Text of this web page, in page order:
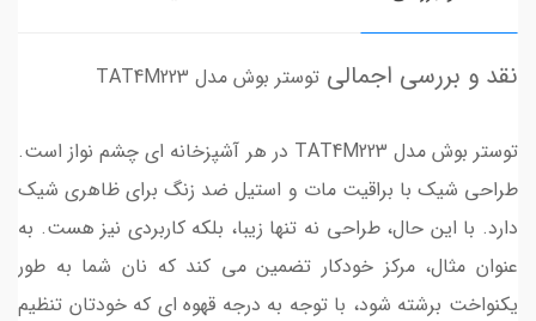
نقد و بررسی اجمالی توستر بوش مدل TAT4M223
توستر بوش مدل TAT4M223 در هر آشپزخانه ای چشم نواز است.
طراحی شیک با براقیت مات و استیل ضد زنگ برای ظاهری شیک
دارد. با این حال، طراحی نه تنها زیبا، بلکه کاربردی نیز هست. به
عنوان مثال، مرکز خودکار تضمین می کند که نان شما به طور
یکنواخت برشته شود، با توجه به درجه قهوه ای که خودتان تنظیم